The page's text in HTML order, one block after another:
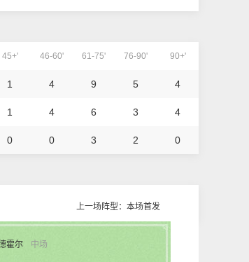
45+' 46-60' 61-75' 76-90' 90+'
1 4 9 5 4
1 4 6 3 4
0 0 3 2 0
上一场阵型：本场首发
中场
霍尔